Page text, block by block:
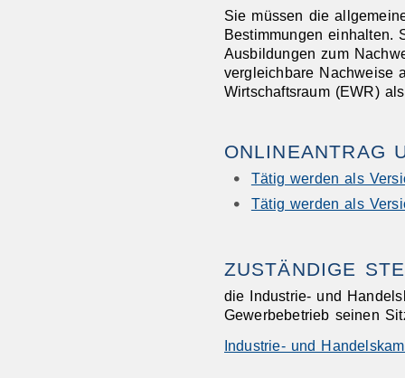
Sie müssen die
Bestimmungen einhalten.
Ausbildungen zum
vergleichbare Nachweise
Wirtschaftsraum (EWR)
ONLINEANTRAG
Tätig werden als
Tätig werden als
ZUSTÄNDIGE
die Industrie- und
Gewerbebetrieb seinen
Industrie- und